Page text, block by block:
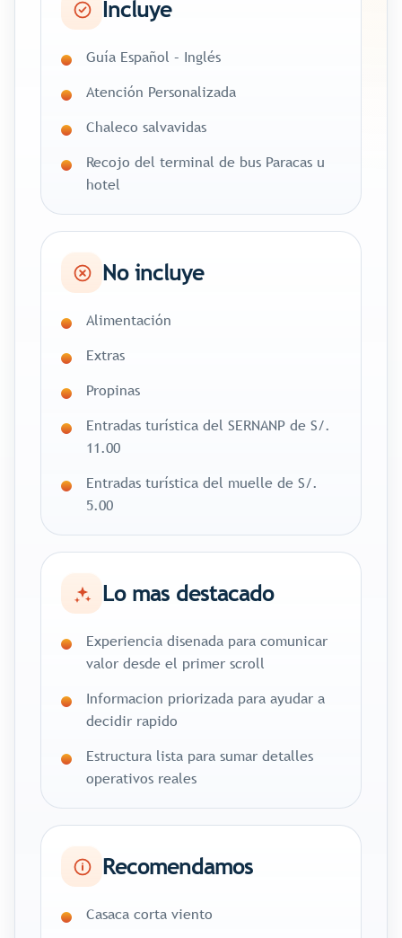
Incluye
Guía Español – Inglés
Atención Personalizada
Chaleco salvavidas
Recojo del terminal de bus Paracas u
hotel
No incluye
Alimentación
Extras
Propinas
Entradas turística del SERNANP de S/.
11.00
Entradas turística del muelle de S/.
5.00
Lo mas destacado
Experiencia disenada para comunicar
valor desde el primer scroll
Informacion priorizada para ayudar a
decidir rapido
Estructura lista para sumar detalles
operativos reales
Recomendamos
Casaca corta viento